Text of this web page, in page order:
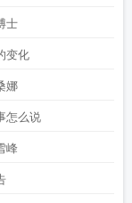
士
变化
娜
怎么说
峰